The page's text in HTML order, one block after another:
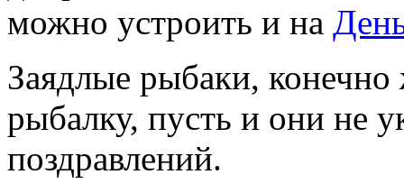
можно устроить и на
Заядлые рыбаки, конечно
рыбалку, пусть и они не
поздравлений.